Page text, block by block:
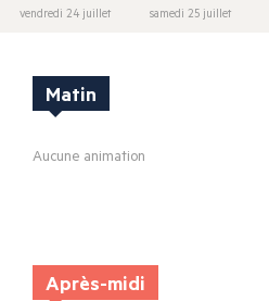
vendredi 24 juillet samedi 25 juillet
Matin
Aucune animation
Après-midi